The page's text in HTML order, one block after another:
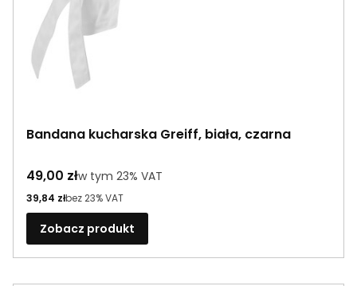
Bandana kucharska Greiff, biała, czarna
Cena brutto
49,00 złw tym %s VAT
w tym 23% VAT
Cena netto
39,84 złbez 23% VAT
Zobacz produkt